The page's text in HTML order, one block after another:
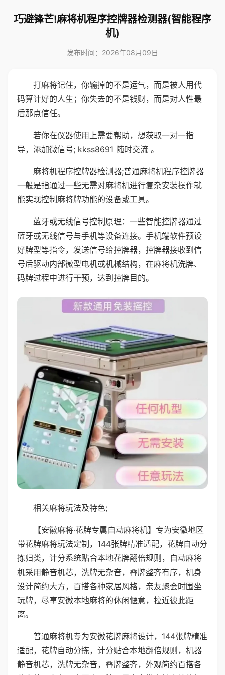
巧避锋芒!麻将机程序控牌器检测器(智能程序
机)
发布时间：2026年08月09日
打麻将记住，你输掉的不是运气，而是被人用代
码算计好的人生；你失去的不是钱财，而是对人性最
后那点信任。
若你在仪器使用上需要帮助，想获取一对一指
导，添加微信号; kkss8691 随时交流 。
麻将机程序控牌器检测器;普通麻将机程序控牌器
一般是指通过一些无需对麻将机进行复杂安装操作就
能实现控制麻将牌功能的设备或工具。
蓝牙或无线信号控制原理：一些智能控牌器通过
蓝牙或无线信号与手机等设备连接。手机端软件预设
好牌型等指令，发送信号给控牌器，控牌器接收到信
号后驱动内部微型电机或机械结构，在麻将机洗牌、
码牌过程中进行干预，达到控牌目的。
相关麻将玩法及特色;
【安徽麻将·花牌专属自动麻将机】专为安徽地区
带花牌麻将玩法定制，144张牌精准适配，花牌自动分
拣归类，计分系统贴合本地花牌翻倍规则，自动麻将
机采用静音机芯，洗牌无杂音，叠牌整齐有序，机身
设计简约大方，百搭各种家居风格，亲友聚会时围坐
玩牌，尽享安徽本地麻将的休闲惬意，拉近彼此距
离。
普通麻将机专为安徽花牌麻将设计，144张牌精准
适配，花牌自动分拣，计分贴合本地翻倍规则，机器
静音机芯，洗牌无杂音，叠牌整齐，外观简约百搭各